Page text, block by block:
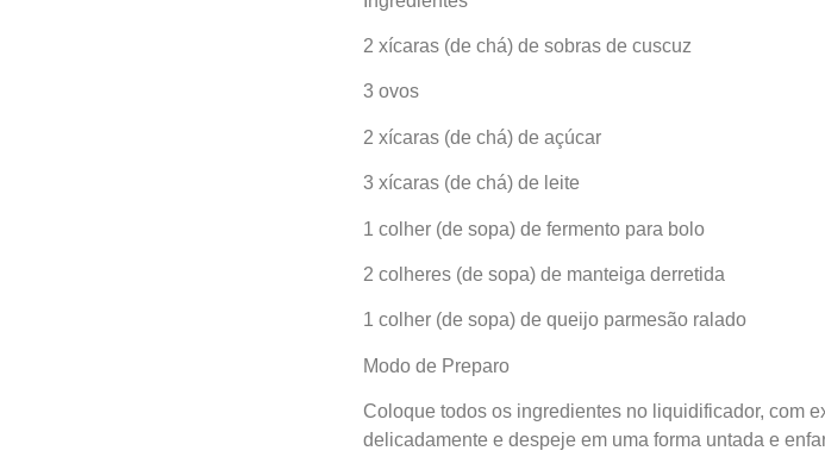
2 xícaras (de chá) de sobras de cuscuz
3 ovos
2 xícaras (de chá) de açúcar
3 xícaras (de chá) de leite
1 colher (de sopa) de fermento para bolo
2 colheres (de sopa) de manteiga derretida
1 colher (de sopa) de queijo parmesão ralado
Modo de Preparo
Coloque todos os ingredientes no liquidificador, com
delicadamente e despeje em uma forma untada e